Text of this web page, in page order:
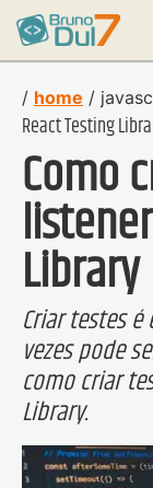
share
/ home /
React Testing
Como
Library
Criar testes
vezes pode
como criar
Library.
Bruno